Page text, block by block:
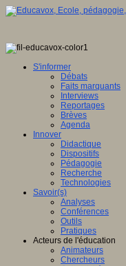
S'informer
Débats
Faits marquants
Interviews
Reportages
Brèves
Agenda
Innover
Didactique
Dispositifs
Pédagogie
Recherche
Technologies
Savoir(s)
Analyses
Conférences
Outils
Pratiques
Acteurs de l'éducation
Animateurs
Chercheurs